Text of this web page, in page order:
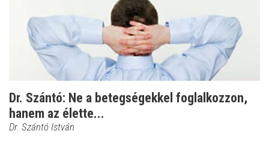
Dr. Szántó: Ne a betegségekkel foglalkozzon,
hanem az élette...
Dr. Szántó István